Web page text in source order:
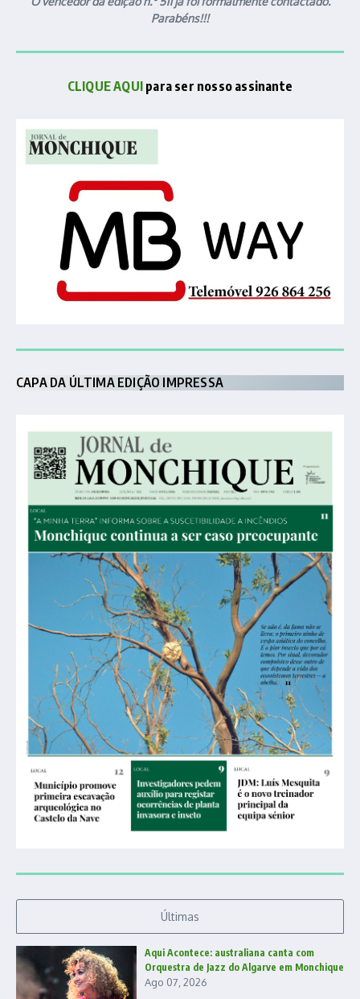
Parabéns!!!
CLIQUE AQUI para ser nosso assinante
CAPA DA ÚLTIMA EDIÇÃO IMPRESSA
Últimas
Aqui Acontece: australiana canta com
Orquestra de Jazz do Algarve em Monchique
Ago 07, 2026